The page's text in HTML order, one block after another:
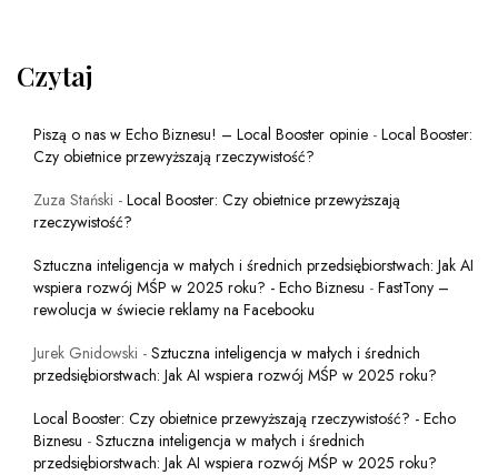
Czytaj
Piszą o nas w Echo Biznesu! – Local Booster opinie - Local Booster:
Czy obietnice przewyższają rzeczywistość?
Zuza Stański - Local Booster: Czy obietnice przewyższają
rzeczywistość?
Sztuczna inteligencja w małych i średnich przedsiębiorstwach: Jak AI
wspiera rozwój MŚP w 2025 roku? - Echo Biznesu - FastTony –
rewolucja w świecie reklamy na Facebooku
Jurek Gnidowski - Sztuczna inteligencja w małych i średnich
przedsiębiorstwach: Jak AI wspiera rozwój MŚP w 2025 roku?
Local Booster: Czy obietnice przewyższają rzeczywistość? - Echo
Biznesu - Sztuczna inteligencja w małych i średnich
przedsiębiorstwach: Jak AI wspiera rozwój MŚP w 2025 roku?